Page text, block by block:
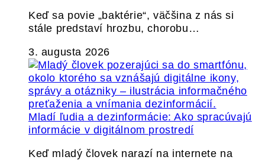
Keď sa povie „baktérie“, väčšina z nás si
stále predstaví hrozbu, chorobu…
3. augusta 2026
Mladí ľudia a dezinformácie: Ako spracúvajú
informácie v digitálnom prostredí
Keď mladý človek narazí na internete na